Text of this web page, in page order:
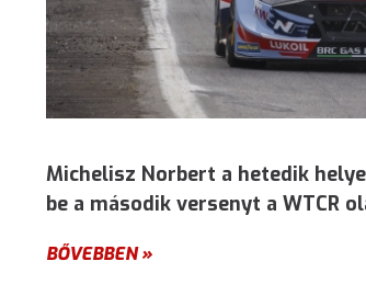
Michelisz Norbert a hetedik
be a második versenyt a WTCR
BŐVEBBEN »